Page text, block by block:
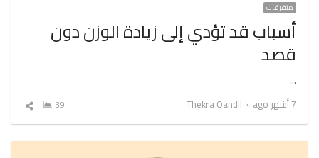
متفرقات
أسباب قد تؤدي إلى زيادة الوزن دون
قصد
…
7 أشهر ago
Author
Thekra Qandil
39
شارك